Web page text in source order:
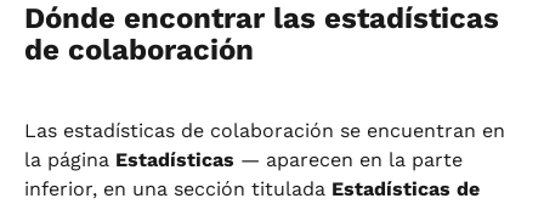
Dónde encontrar las estadísticas
de colaboración
Las estadísticas de colaboración se encuentran en
la página Estadísticas — aparecen en la parte
inferior, en una sección titulada Estadísticas de